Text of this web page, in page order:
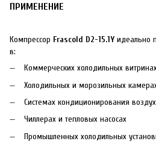
ПРИМЕНЕНИЕ
Компрессор Frascold D2-15.1Y идеально
в:
Коммерческих холодильных
Холодильных и морозильных
Системах кондиционирования
Чиллерах и тепловых насосах
Промышленных холодильных